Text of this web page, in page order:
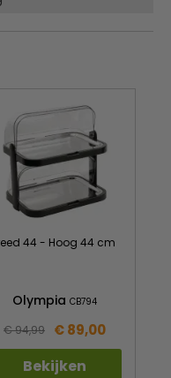
44 - Hoog 44 cm
Olympia CB794
€ 94,99 € 89,00
Bekijken